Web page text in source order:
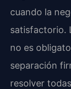
cuando la
satisfactorio.
no es
separación
resolver